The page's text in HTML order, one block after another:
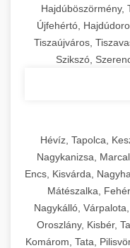
Hajdúböszörmény,
Újfehértó,
Tiszaújváros,
Szikszó,
Hévíz, Tapolca,
Nagykanizsa,
Encs, Kisvárda,
Mátészalka,
Nagykálló,
Oroszlány, Kisbér,
Komárom, Tata,